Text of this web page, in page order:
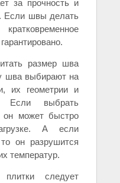
за прочность и
Если швы делать
размер шва
шва выбирают на
их геометрии и
Если выбрать
может быстро
А если
он разрушится
температур.
следует